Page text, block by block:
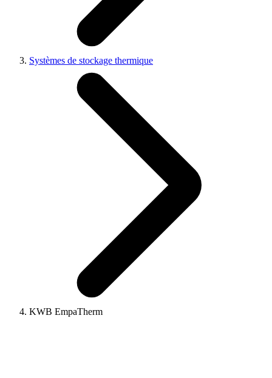
Systèmes de stockage thermique
KWB EmpaTherm